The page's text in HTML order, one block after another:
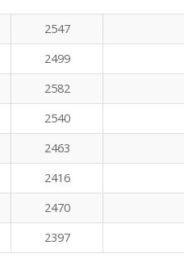
2547
2499
2582
2540
2463
2416
2470
2397